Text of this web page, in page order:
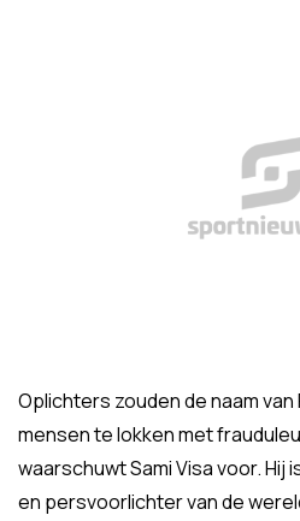
Oplichters zouden de naam
mensen te lokken met
waarschuwt Sami Visa voor. Hij
en persvoorlichter van de